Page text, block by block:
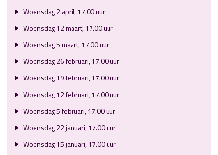
Woensdag 2 april, 17.00 uur
Woensdag 12 maart, 17.00 uur
Woensdag 5 maart, 17.00 uur
Woensdag 26 februari, 17.00 uur
Woensdag 19 februari, 17.00 uur
Woensdag 12 februari, 17.00 uur
Woensdag 5 februari, 17.00 uur
Woensdag 22 januari, 17.00 uur
Woensdag 15 januari, 17.00 uur